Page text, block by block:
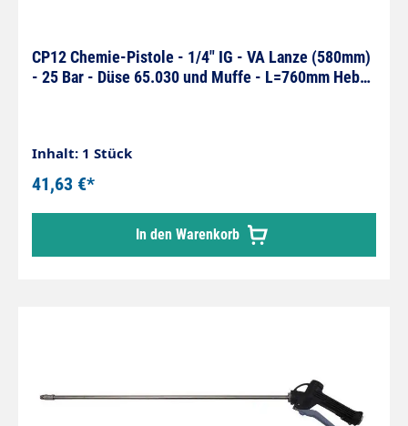
CP12 Chemie-Pistole - 1/4" IG - VA Lanze (580mm)
- 25 Bar - Düse 65.030 und Muffe - L=760mm Hebel
Inhalt: 1 Stück
41,63 €*
In den Warenkorb